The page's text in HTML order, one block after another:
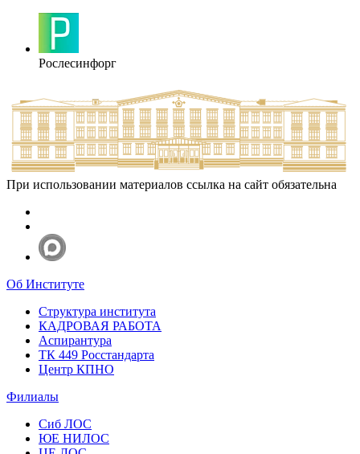
Рослесинфорг
При использовании материалов ссылка на сайт обязательна
Об Институте
Структура института
КАДРОВАЯ РАБОТА
Аспирантура
ТК 449 Росстандарта
Центр КПНО
Филиалы
Сиб ЛОС
ЮЕ НИЛОС